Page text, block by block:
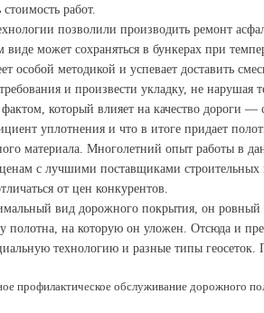
работ.
позволили производить ремонт
виде может сохраняться в бункерах при
особой методикой и успевает доставить
и произвести укладку, не нарушая
который влияет на качество дороги —
уплотнения и что в итоге придает
материала. Многолетний опыт работы в
с лучшими поставщиками строительных
от цен конкурентов.
вид дорожного покрытия, он ровный
полотна, на которую он уложен. Отсюда и
технологию и разные типы
профилактическое обслуживание дорожного